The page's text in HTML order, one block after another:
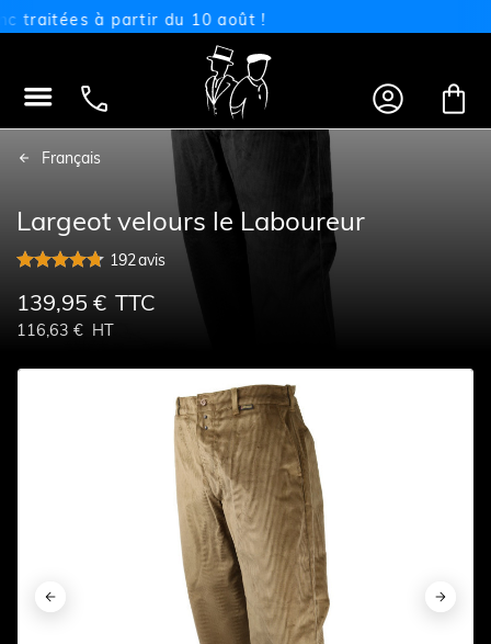
à partir du 10 août !
   
Français
Largeot velours le Laboureur
192avis
139,95 € TTC
116,63 € HT
 
 
 
 
 
 
 
 
 
 